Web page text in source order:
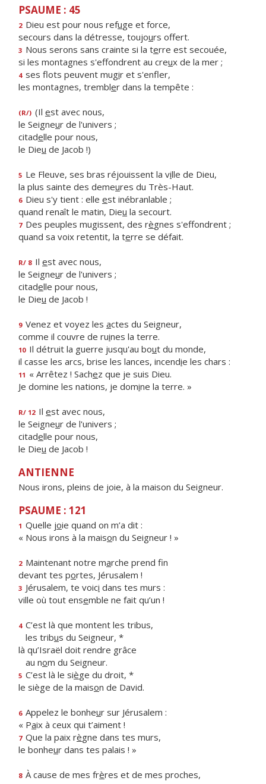
PSAUME : 45
2 Dieu est pour nous refuge et force,
secours dans la détresse, toujours offert.
3 Nous serons sans crainte si la terre est secouée,
si les montagnes s'effondrent au creux de la mer ;
4 ses flots peuvent mugir et s'enfler,
les montagnes, trembler dans la tempête :
(R/) (Il est avec nous,
le Seigneur de l'univers ;
citadelle pour nous,
le Dieu de Jacob !)
5 Le Fleuve, ses bras réjouissent la ville de Dieu,
la plus sainte des demeures du Très-Haut.
6 Dieu s'y tient : elle est inébranlable ;
quand renaît le matin, Dieu la secourt.
7 Des peuples mugissent, des règnes s'effondrent ;
quand sa voix retentit, la terre se défait.
R/ 8 Il est avec nous,
le Seigneur de l'univers ;
citadelle pour nous,
le Dieu de Jacob !
9 Venez et voyez les actes du Seigneur,
comme il couvre de ruines la terre.
10 Il détruit la guerre jusqu'au bout du monde,
il casse les arcs, brise les lances, incendie les chars :
11 « Arrêtez ! Sachez que je suis Dieu.
Je domine les nations, je domine la terre. »
R/ 12 Il est avec nous,
le Seigneur de l'univers ;
citadelle pour nous,
le Dieu de Jacob !
ANTIENNE
Nous irons, pleins de joie, à la maison du Seigneur.
PSAUME : 121
1 Quelle joie quand on m’a dit :
« Nous irons à la maison du Seigneur ! »
2 Maintenant notre marche prend fin
devant tes portes, Jérusalem !
3 Jérusalem, te voici dans tes murs :
ville où tout ensemble ne fait qu’un !
4 C’est là que montent les tribus,
les tribus du Seigneur, *
là qu’Israël doit rendre grâce
au nom du Seigneur.
5 C’est là le siège du droit, *
le siège de la maison de David.
6 Appelez le bonheur sur Jérusalem :
« Paix à ceux qui t’aiment !
7 Que la paix règne dans tes murs,
le bonheur dans tes palais ! »
8 À cause de mes frères et de mes proches,